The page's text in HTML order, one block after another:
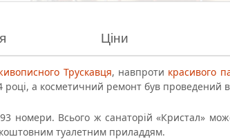
Ціни
Трускавця, навпроти красивого
році, а косметичний ремонт був проведений
номери. Всього ж санаторій «Кристал»
туалетним приладдям.